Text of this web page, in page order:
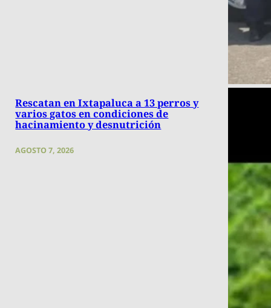
Rescatan en Ixtapaluca a 13 perros y
varios gatos en condiciones de
hacinamiento y desnutrición
AGOSTO 7, 2026